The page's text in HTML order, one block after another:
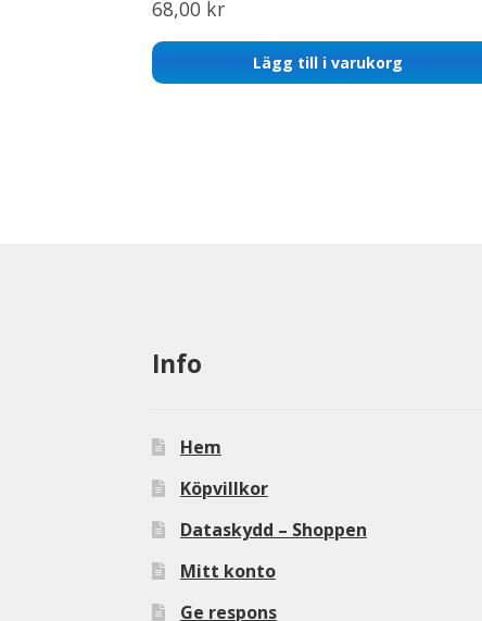
68,00 kr
Lägg till i varukorg
Info
Hem
Köpvillkor
Dataskydd – Shoppen
Mitt konto
Ge respons